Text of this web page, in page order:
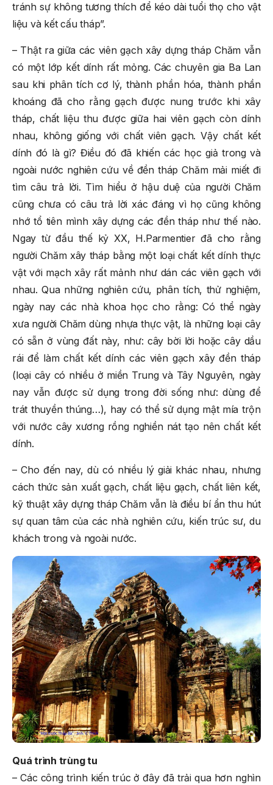
tránh sự không tương thích để kéo dài tuổi thọ cho vật
liệu và kết cấu tháp”.
– Thật ra giữa các viên gạch xây dựng tháp Chăm vẫn
có một lớp kết dính rất mỏng. Các chuyên gia Ba Lan
sau khi phân tích cơ lý, thành phần hóa, thành phần
khoáng đã cho rằng gạch được nung trước khi xây
tháp, chất liệu thu được giữa hai viên gạch còn dính
nhau, không giống với chất viên gạch. Vậy chất kết
dính đó là gì? Điều đó đã khiến các học giả trong và
ngoài nước nghiên cứu về đền tháp Chăm mải miết đi
tìm câu trả lời. Tìm hiểu ở hậu duệ của người Chăm
cũng chưa có câu trả lời xác đáng vì họ cũng không
nhớ tổ tiên mình xây dựng các đền tháp như thế nào.
Ngay từ đầu thế kỷ XX, H.Parmentier đã cho rằng
người Chăm xây tháp bằng một loại chất kết dính thực
vật với mạch xây rất mảnh như dán các viên gạch với
nhau. Qua những nghiên cứu, phân tích, thử nghiệm,
ngày nay các nhà khoa học cho rằng: Có thể ngày
xưa người Chăm dùng nhựa thực vật, là những loại cây
có sẵn ở vùng đất này, như: cây bời lời hoặc cây dầu
rái để làm chất kết dính các viên gạch xây đền tháp
(loại cây có nhiều ở miền Trung và Tây Nguyên, ngày
nay vẫn được sử dụng trong đời sống như: dùng để
trát thuyền thúng…), hay có thể sử dụng mật mía trộn
với nước cây xương rồng nghiền nát tạo nên chất kết
dính.
– Cho đến nay, dù có nhiều lý giải khác nhau, nhưng
cách thức sản xuất gạch, chất liệu gạch, chất liên kết,
kỹ thuật xây dựng tháp Chăm vẫn là điều bí ẩn thu hút
sự quan tâm của các nhà nghiên cứu, kiến trúc sư, du
khách trong và ngoài nước.
Quá trình trùng tu
– Các công trình kiến trúc ở đây đã trải qua hơn nghìn